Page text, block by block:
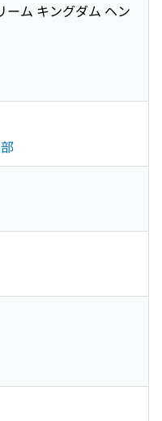
ーム キングダム ヘン